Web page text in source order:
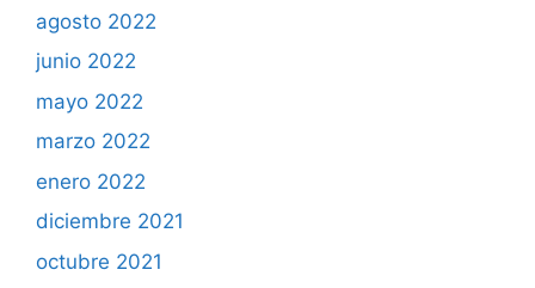
agosto 2022
junio 2022
mayo 2022
marzo 2022
enero 2022
diciembre 2021
octubre 2021